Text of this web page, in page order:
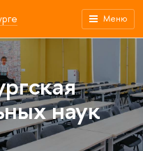
Меню
наук